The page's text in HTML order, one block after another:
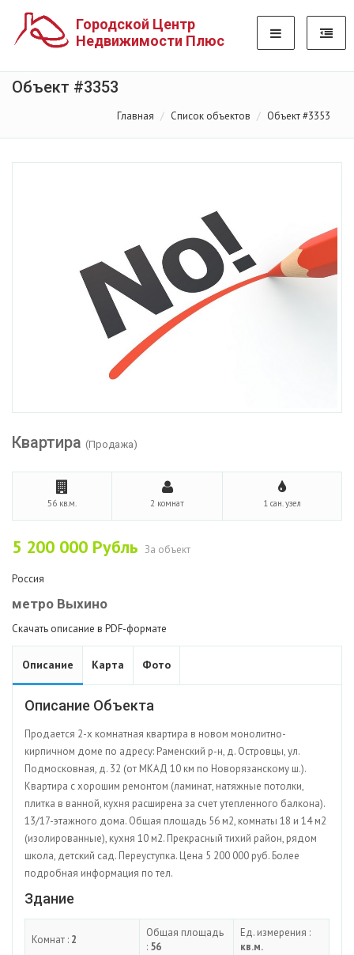
Городской Центр
Недвижимости Плюс
Объект #3353
Главная Список объектов Объект #3353
Квартира (Продажа)
56 кв.м. 2 комнат 1 сан. узел
5 200 000 Рубль За объект
Россия
метро Выхино
Скачать описание в PDF-формате
Описание Карта Фото
Описание Объекта
Продается 2-х комнатная квартира в новом монолитно-
кирпичном доме по адресу: Раменский р-н, д. Островцы, ул.
Подмосковная, д. 32 (от МКАД 10 км по Новорязанскому ш.).
Квартира с хорошим ремонтом (ламинат, натяжные потолки,
плитка в ванной, кухня расширена за счет утепленного балкона).
13/17-этажного дома. Общая площадь 56 м2, комнаты 18 и 14 м2
(изолированные), кухня 10 м2. Прекрасный тихий район, рядом
школа, детский сад. Переуступка. Цена 5 200 000 руб. Более
подробная информация по тел.
Здание
Комнат : 2
Общая площадь
: 56
Ед. измерения :
кв.м.